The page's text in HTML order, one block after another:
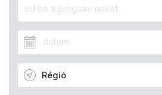
Régió